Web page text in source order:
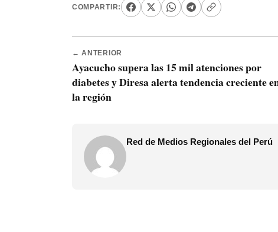
COMPARTIR:
← ANTERIOR
Ayacucho supera las 15 mil atenciones por
diabetes y Diresa alerta tendencia creciente
la región
Red de Medios Regionales del Perú